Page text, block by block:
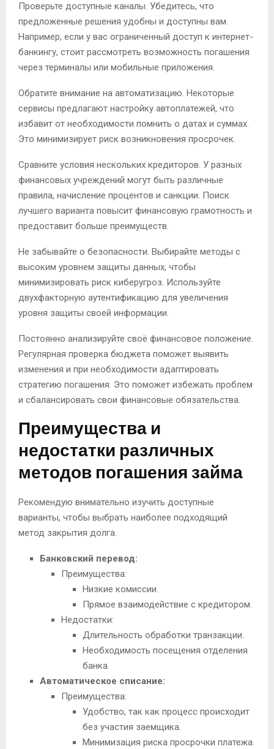
Проверьте доступные каналы. Убедитесь, что
предложенные решения удобны и доступны вам.
Например, если у вас ограниченный доступ к интернет-
банкингу, стоит рассмотреть возможность погашения
через терминалы или мобильные приложения.
Обратите внимание на автоматизацию. Некоторые
сервисы предлагают настройку автоплатежей, что
избавит от необходимости помнить о датах и суммах.
Это минимизирует риск возникновения просрочек.
Сравните условия нескольких кредиторов. У разных
финансовых учреждений могут быть различные
правила, начисление процентов и санкции. Поиск
лучшего варианта повысит финансовую грамотность и
предоставит больше преимуществ.
Не забывайте о безопасности. Выбирайте методы с
высоким уровнем защиты данных, чтобы
минимизировать риск киберугроз. Используйте
двухфакторную аутентификацию для увеличения
уровня защиты своей информации.
Постоянно анализируйте своё финансовое положение.
Регулярная проверка бюджета поможет выявить
изменения и при необходимости адаптировать
стратегию погашения. Это поможет избежать проблем
и сбалансировать свои финансовые обязательства.
Преимущества и
недостатки различных
методов погашения займа
Рекомендую внимательно изучить доступные
варианты, чтобы выбрать наиболее подходящий
метод закрытия долга.
Банковский перевод:
Преимущества:
Низкие комиссии.
Прямое взаимодействие с кредитором.
Недостатки:
Длительность обработки транзакции.
Необходимость посещения отделения
банка.
Автоматическое списание:
Преимущества:
Удобство, так как процесс происходит
без участия заемщика.
Минимизация риска просрочки платежа.